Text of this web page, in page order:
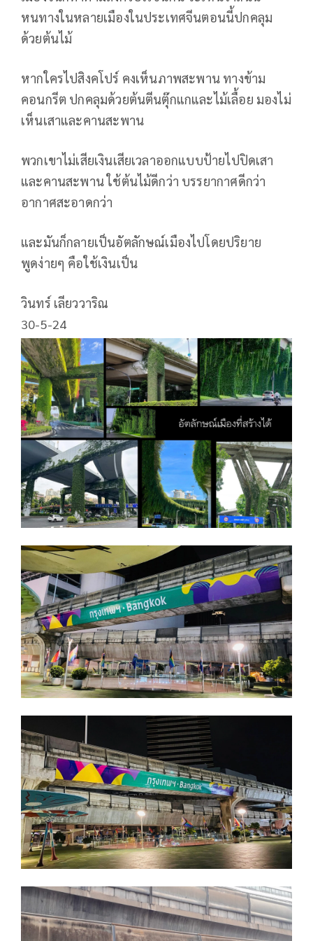
หนทางในหลายเมืองในประเทศจีนตอนนี้ปกคลุม
ด้วยต้นไม้
หากใครไปสิงคโปร์ คงเห็นภาพสะพาน ทางข้าม
คอนกรีต ปกคลุมด้วยต้นตีนตุ๊กแกและไม้เลื้อย มองไม่
เห็นเสาและคานสะพาน
พวกเขาไม่เสียเงินเสียเวลาออกแบบป้ายไปปิดเสา
และคานสะพาน ใช้ต้นไม้ดีกว่า บรรยากาศดีกว่า
อากาศสะอาดกว่า
และมันก็กลายเป็นอัตลักษณ์เมืองไปโดยปริยาย
พูดง่ายๆ คือใช้เงินเป็น
วินทร์ เลียววาริณ
30-5-24